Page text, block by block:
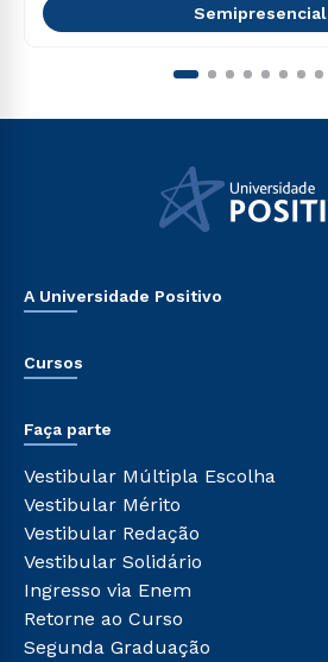
Semipresencial
A Universidade Positivo
Sala de Imprensa
Sou Colaborador
Ética e Integridade
Cursos
Pós-graduação
Cursos de Medicina
Cursos Livres
Cursos Técnicos
Cursos Profissionalizantes
Faça parte
Vestibular Múltipla Escolha
Vestibular Mérito
Vestibular Redação
Vestibular Solidário
Ingresso via Enem
Retorne ao Curso
Segunda Graduação